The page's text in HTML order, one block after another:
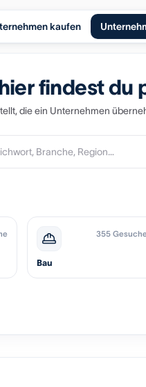
kaufen
findest du
die ein Unternehmen
355 Gesuche
Bau